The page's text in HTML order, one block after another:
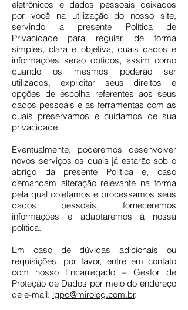
eletrônicos e dados pessoais deixados
por você na utilização do nosso site,
servindo a presente Política de
Privacidade para regular, de forma
simples, clara e objetiva, quais dados e
informações serão obtidos, assim como
quando os mesmos poderão ser
utilizados, explicitar seus direitos e
opções de escolha referentes aos seus
dados pessoais e as ferramentas com as
quais preservamos e cuidamos de sua
privacidade.
Eventualmente, poderemos desenvolver
novos serviços os quais já estarão sob o
abrigo da presente Política e, caso
demandam alteração relevante na forma
pela qual coletamos e processamos seus
dados pessoais, forneceremos
informações e adaptaremos à nossa
política.
Em caso de dúvidas adicionais ou
requisições, por favor, entre em contato
com nosso Encarregado – Gestor de
Proteção de Dados por meio do endereço
de e-mail: lgpd@mirolog.com.br.